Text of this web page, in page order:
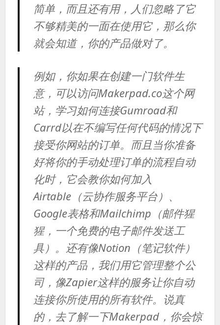
简单，而且还有用，人们忽略了它
不够精美的一面在使用它，那么你
就会知道，你的产品做对了。
例如，你如果在创建一门软件生
意，可以访问Makerpad.co这个网
站，学习如何连接Gumroad和
Carrd以在不编写任何代码的情况下
接受你网站的订单。而且当你准备
好将你的手动处理订单的流程自动
化时，它会教你如何加入
Airtable（云协作服务平台）、
Google表格和Mailchimp（邮件猩
猩，一个免费的电子邮件发送工
具）。还有像Notion（笔记软件）
这样的产品，我们用它管理整个公
司，像Zapier这样的服务让你自动
连接你所使用的所有软件。说真
的，去了解一下Makerpad，你会惊